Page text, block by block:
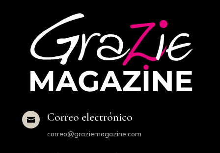
 Correo electrónico
correo@graziemagazine.com